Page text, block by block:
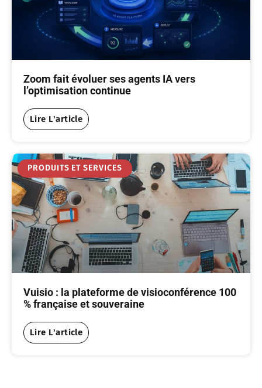
Zoom fait évoluer ses agents IA vers
l’optimisation continue
Lire L'article
PRODUITS ET SERVICES
Vuisio : la plateforme de visioconférence 100
% française et souveraine
Lire L'article